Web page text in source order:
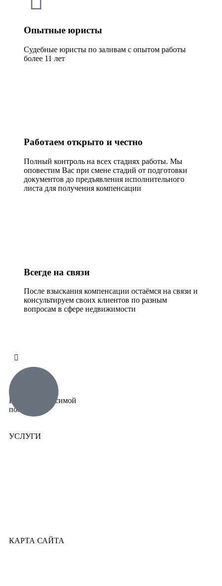
Опытные юристы
Судебные юристы по заливам с опытом работы
более 11 лет
Работаем открыто и честно
Полный контроль на всех стадиях работы. Мы
оповестим Вас при смене стадий от подготовки
документов до предъявления исполнительного
листа для получения компенсации
Всегде на связи
После взыскания компенсации остаёмся на связи и
консультируем своих клиентов по разным
вопросам в сфере недвижимости
Центр независимой
помощи
УСЛУГИ
КАРТА САЙТА